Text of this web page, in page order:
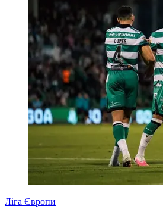
Ліга Європи